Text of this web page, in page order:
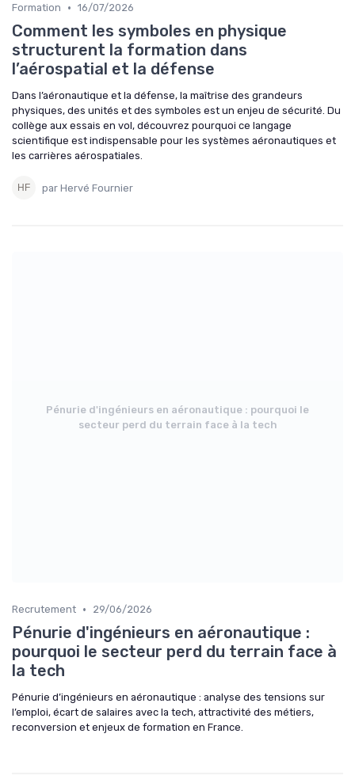
Formation • 16/07/2026
Comment les symboles en physique
structurent la formation dans
l’aérospatial et la défense
Dans l’aéronautique et la défense, la maîtrise des grandeurs
physiques, des unités et des symboles est un enjeu de sécurité. Du
collège aux essais en vol, découvrez pourquoi ce langage
scientifique est indispensable pour les systèmes aéronautiques et
les carrières aérospatiales.
par Hervé Fournier
Pénurie d'ingénieurs en aéronautique : pourquoi le
secteur perd du terrain face à la tech
Recrutement • 29/06/2026
Pénurie d'ingénieurs en aéronautique :
pourquoi le secteur perd du terrain face à
la tech
Pénurie d’ingénieurs en aéronautique : analyse des tensions sur
l’emploi, écart de salaires avec la tech, attractivité des métiers,
reconversion et enjeux de formation en France.